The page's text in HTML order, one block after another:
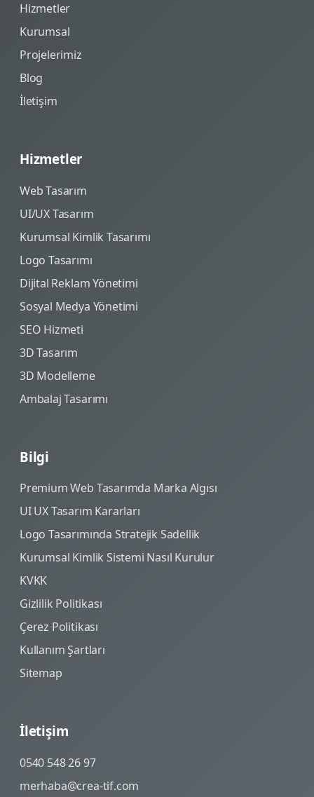
Hizmetler
Kurumsal
Projelerimiz
Blog
İletişim
Hizmetler
Web Tasarım
UI/UX Tasarım
Kurumsal Kimlik Tasarımı
Logo Tasarımı
Dijital Reklam Yönetimi
Sosyal Medya Yönetimi
SEO Hizmeti
3D Tasarım
3D Modelleme
Ambalaj Tasarımı
Bilgi
Premium Web Tasarımda Marka Algısı
UI UX Tasarım Kararları
Logo Tasarımında Stratejik Sadellik
Kurumsal Kimlik Sistemi Nasıl Kurulur
KVKK
Gizlilik Politikası
Çerez Politikası
Kullanım Şartları
Sitemap
İletişim
0540 548 26 97
merhaba@crea-tif.com